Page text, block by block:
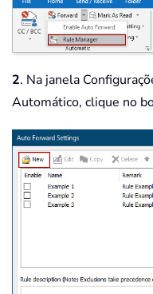
2. Na janela
Automático, clique no